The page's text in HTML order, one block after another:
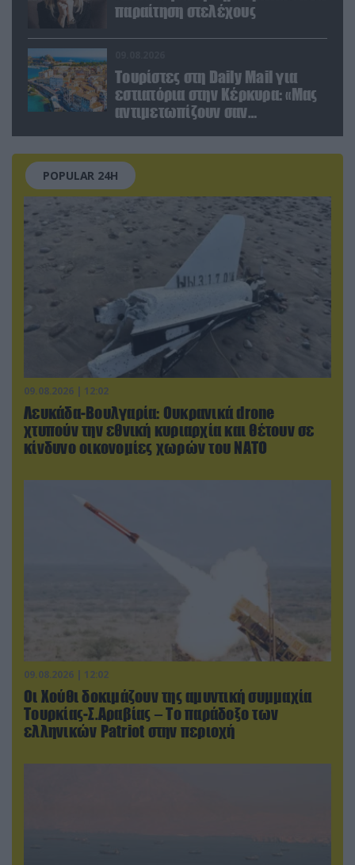
παραίτηση στελέχους
Τουρίστες στη Daily Mail για
εστιατόρια στην Κέρκυρα: «Μας
αντιμετωπίζουν σαν
POPULAR 24H
09.08.2026 | 12:02
Λευκάδα-Βουλγαρία: Ουκρανικά drone
χτυπούν την εθνική κυριαρχία και θέτουν σε
κίνδυνο οικονομίες χωρών του ΝΑΤΟ
09.08.2026 | 12:02
Οι Χούθι δοκιμάζουν της αμυντική συμμαχία
Τουρκίας-Σ.Αραβίας – Το παράδοξο των
ελληνικών Patriot στην περιοχή